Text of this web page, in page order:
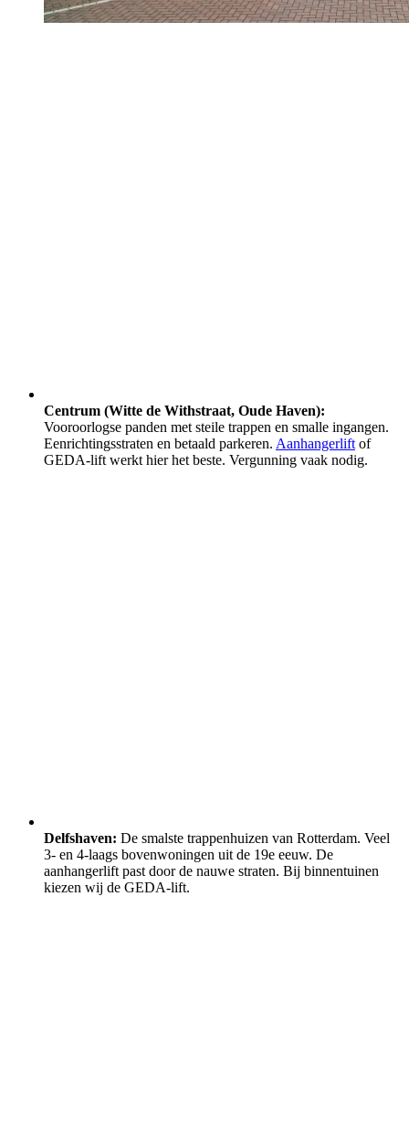
Centrum (Witte de Withstraat, Oude Haven):
Vooroorlogse panden met steile trappen en smalle ingangen.
Eenrichtingsstraten en betaald parkeren. Aanhangerlift of
GEDA-lift werkt hier het beste. Vergunning vaak nodig.
Delfshaven: De smalste trappenhuizen van Rotterdam. Veel
3- en 4-laags bovenwoningen uit de 19e eeuw. De
aanhangerlift past door de nauwe straten. Bij binnentuinen
kiezen wij de GEDA-lift.